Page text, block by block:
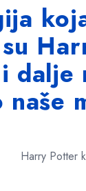
dalje
naše